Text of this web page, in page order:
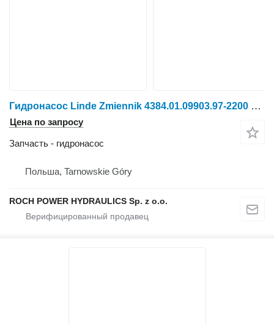
Гидронасос Linde Zmiennik 4384.01.09903.97-2200 + BPV100-01L+ SNP3/38S + SNP3/26+ для свеклоуборочного комбайна Holmer TERRA DOS T3
Цена по запросу
Запчасть - гидронасос
Польша, Tarnowskie Góry
ROCH POWER HYDRAULICS Sp. z o.o.